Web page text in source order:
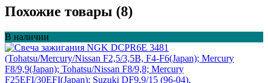
Похожие товары (8)
В наличии